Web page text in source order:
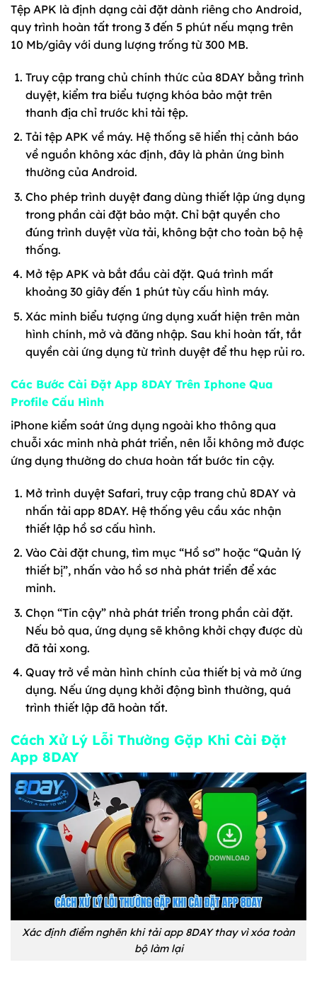
Tệp APK là định dạng cài đặt dành riêng cho Android,
quy trình hoàn tất trong 3 đến 5 phút nếu mạng trên
10 Mb/giây với dung lượng trống từ 300 MB.
Truy cập trang chủ chính thức của 8DAY bằng trình
duyệt, kiểm tra biểu tượng khóa bảo mật trên
thanh địa chỉ trước khi tải tệp.
Tải tệp APK về máy. Hệ thống sẽ hiển thị cảnh báo
về nguồn không xác định, đây là phản ứng bình
thường của Android.
Cho phép trình duyệt đang dùng thiết lập ứng dụng
trong phần cài đặt bảo mật. Chỉ bật quyền cho
đúng trình duyệt vừa tải, không bật cho toàn bộ hệ
thống.
Mở tệp APK và bắt đầu cài đặt. Quá trình mất
khoảng 30 giây đến 1 phút tùy cấu hình máy.
Xác minh biểu tượng ứng dụng xuất hiện trên màn
hình chính, mở và đăng nhập. Sau khi hoàn tất, tắt
quyền cài ứng dụng từ trình duyệt để thu hẹp rủi ro.
Các Bước Cài Đặt App 8DAY Trên Iphone Qua
Profile Cấu Hình
iPhone kiểm soát ứng dụng ngoài kho thông qua
chuỗi xác minh nhà phát triển, nên lỗi không mở được
ứng dụng thường do chưa hoàn tất bước tin cậy.
Mở trình duyệt Safari, truy cập trang chủ 8DAY và
nhấn tải app 8DAY. Hệ thống yêu cầu xác nhận
thiết lập hồ sơ cấu hình.
Vào Cài đặt chung, tìm mục “Hồ sơ” hoặc “Quản lý
thiết bị”, nhấn vào hồ sơ nhà phát triển để xác
minh.
Chọn “Tin cậy” nhà phát triển trong phần cài đặt.
Nếu bỏ qua, ứng dụng sẽ không khởi chạy được dù
đã tải xong.
Quay trở về màn hình chính của thiết bị và mở ứng
dụng. Nếu ứng dụng khởi động bình thường, quá
trình thiết lập đã hoàn tất.
Cách Xử Lý Lỗi Thường Gặp Khi Cài Đặt
App 8DAY
Xác định điểm nghẽn khi tải app 8DAY thay vì xóa toàn
bộ làm lại